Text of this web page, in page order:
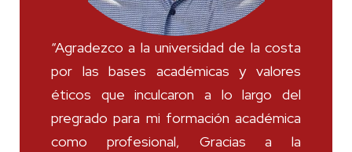
“Agradezco a la universidad de la costa
por las bases académicas y valores
éticos que inculcaron a lo largo del
pregrado para mi formación académica
como profesional, Gracias a la